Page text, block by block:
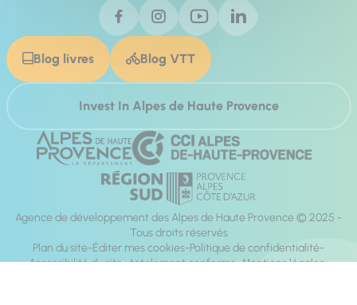
Blog livres Blog VTT
Invest In Alpes de Haute Provence
Agence de développement des Alpes de Haute Provence © 2025 -
Tous droits réservés
Plan du site Éditer mes cookies Politique de confidentialité
Accessibilité du site : totalement conforme Mentions légales